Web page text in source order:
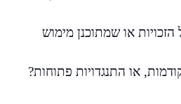
או שמתוכנן מימוש
או התנגדויות פתוחות?